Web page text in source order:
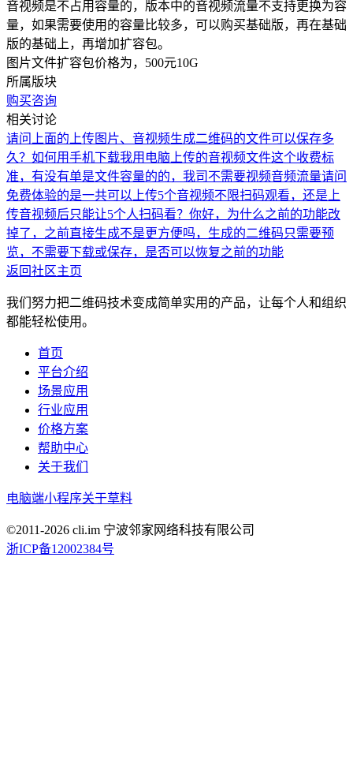
音视频是不占用容量的，版本中的音视频流量不支持更换为容
量，如果需要使用的容量比较多，可以购买基础版，再在基础
版的基础上，再增加扩容包。
图片文件扩容包价格为，500元10G
所属版块
购买咨询
相关讨论
请问上面的上传图片、音视频生成二维码的文件可以保存多
久？ 如何用手机下载我用电脑上传的音视频文件这个收费标
准，有没有单是文件容量的的，我司不需要视频音频流量请问
免费体验的是一共可以上传5个音视频不限扫码观看，还是上
传音视频后只能让5个人扫码看？ 你好，为什么之前的功能改
掉了，之前直接生成不是更方便吗，生成的二维码只需要预
览，不需要下载或保存，是否可以恢复之前的功能
返回社区主页
我们努力把二维码技术变成简单实用的产品，让每个人和组织
都能轻松使用。
首页
平台介绍
场景应用
行业应用
价格方案
帮助中心
关于我们
电脑端小程序关于草料
©2011-2026 cli.im 宁波邻家网络科技有限公司
浙ICP备12002384号